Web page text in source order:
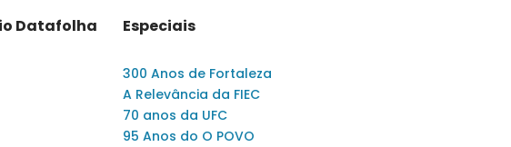
Datafolha Especiais
300 Anos de Fortaleza
A Relevância da FIEC
70 anos da UFC
95 Anos do O POVO